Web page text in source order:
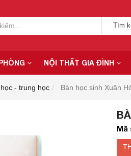
Tìm
NỘI THẤT GIA ĐÌNH
- trung học Bàn học sinh Xuân
Mã